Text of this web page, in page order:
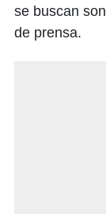
se buscan
de prensa.